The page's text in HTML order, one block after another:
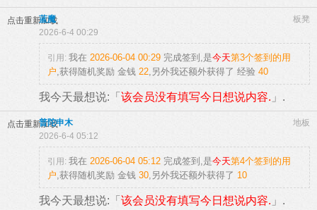
点击重新加载 板凳
蓝魔
2026-6-4 00:29
引用: 我在 2026-06-04 00:29 完成签到,是今天第3个签到的用
户,获得随机奖励 金钱 22,另外我还额外获得了 经验 40
我今天最想说:「 该会员没有填写今日想说内容. 」.
点击重新加载 地板
普陀申木
2026-6-4 05:12
引用: 我在 2026-06-04 05:12 完成签到,是今天第4个签到的用
户,获得随机奖励 金钱 30,另外我还额外获得了 10
我今天最想说:「 该会员没有填写今日想说内容. 」.